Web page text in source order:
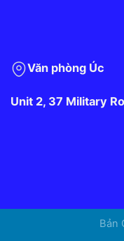
Văn phòng Úc
Unit 2, 37 Military
Bản